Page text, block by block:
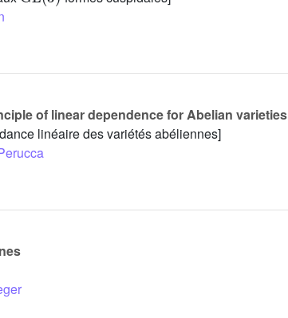
of linear dependence for Abelian varieties
linéaire des variétés abéliennes]